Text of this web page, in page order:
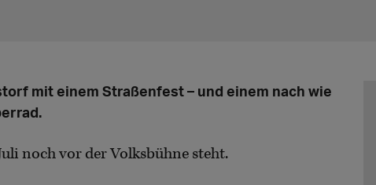
mit einem Straßenfest – und einem nach wie
noch vor der Volksbühne steht.